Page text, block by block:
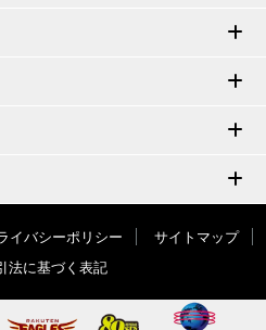
イバシーポリシー
サイトマップ
法に基づく表記